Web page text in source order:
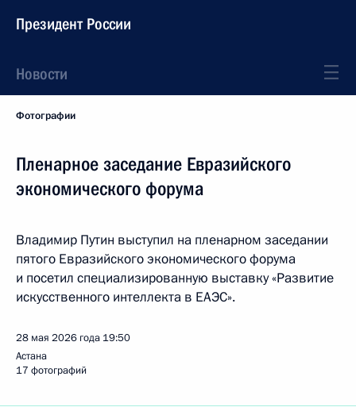
Президент России
Новости
Фотографии
Пленарное заседание Евразийского
экономического форума
Владимир Путин выступил на пленарном заседании
пятого Евразийского экономического форума
и посетил специализированную выставку «Развитие
искусственного интеллекта в ЕАЭС».
28 мая 2026 года 19:50
Астана
17 фотографий